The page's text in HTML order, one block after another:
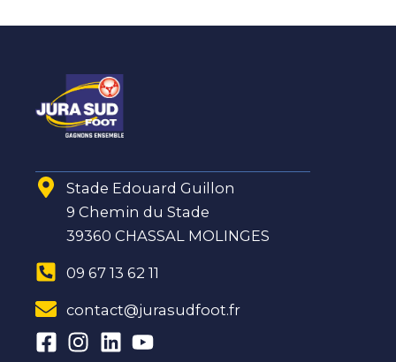
Stade Edouard Guillon
9 Chemin du Stade
39360 CHASSAL MOLINGES
09 67 13 62 11
contact@jurasudfoot.fr